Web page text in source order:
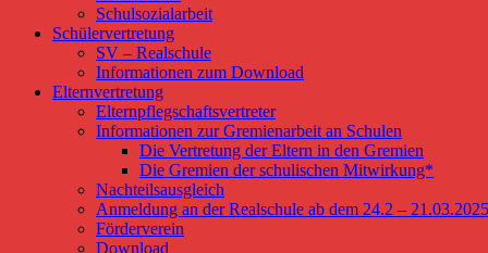
Schulsozialarbeit
Schülervertretung
SV – Realschule
Informationen zum Download
Elternvertretung
Elternpflegschaftsvertreter
Informationen zur Gremienarbeit an Schulen
Die Vertretung der Eltern in den Gremien
Die Gremien der schulischen Mitwirkung*
Nachteilsausgleich
Anmeldung an der Realschule ab dem 24.2 – 21.03.2025
Förderverein
Download